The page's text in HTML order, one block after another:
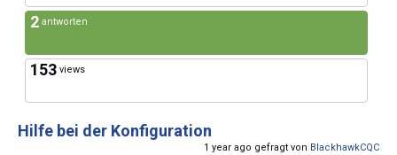
2 antworten
153 views
Hilfe bei der Konfiguration
1 year ago gefragt von BlackhawkCQC